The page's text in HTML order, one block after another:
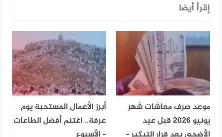
إقرأ أيضا
موعد صرف معاشات شهر
يونيو 2026 قبل عيد
أبرز الأعمال المستحبة يوم
عرفة.. اغتنم أفضل الطاعات